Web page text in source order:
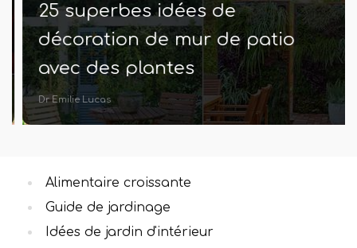
25 superbes idées de
décoration de mur de patio
avec des plantes
Dr Emilie Lucas
Alimentaire croissante
Guide de jardinage
Idées de jardin d'intérieur